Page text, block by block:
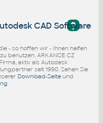
?
CAD Software
- so hoffen wir - Ihnen helfen
benutzen. ARKANCE CZ
aktiv als Autodesk
seit 1990. Sehen Sie
Download-Seiteund